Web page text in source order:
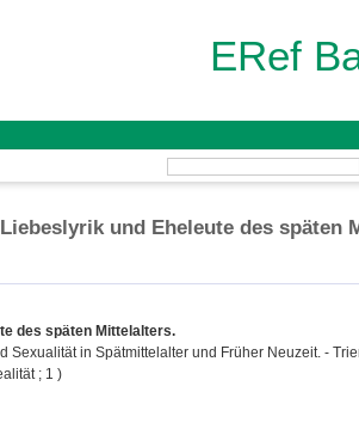
ERef
und Eheleute des späten
des späten Mittelalters.
Sexualität in Spätmittelalter und Früher Neuzeit. -
; 1 )